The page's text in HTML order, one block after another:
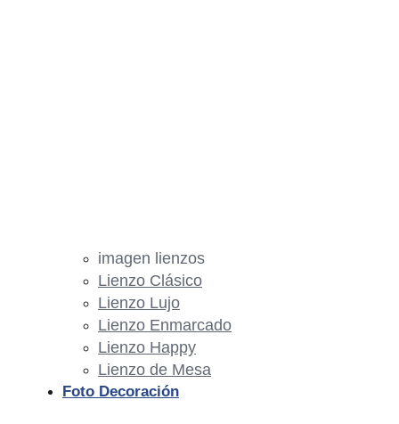
imagen lienzos
Lienzo Clásico
Lienzo Lujo
Lienzo Enmarcado
Lienzo Happy
Lienzo de Mesa
Foto Decoración